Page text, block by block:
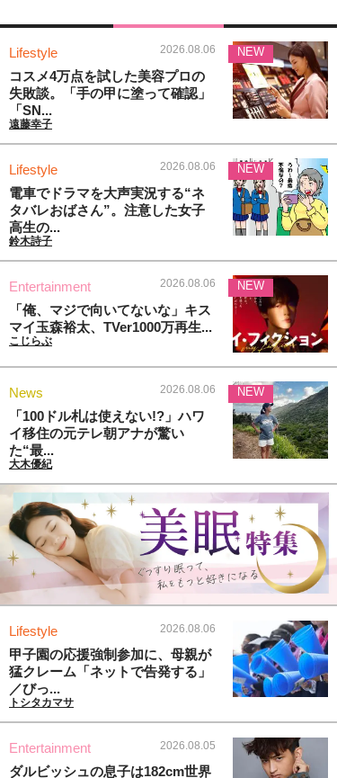
Lifestyle 2026.08.06
コスメ4万点を試した美容プロの
失敗談。「手の甲に塗って確認」
「SN...
遠藤幸子
NEW
Lifestyle 2026.08.06
電車でドラマを大声実況する“ネ
タバレおばさん”。注意した女子
高生の...
鈴木詩子
NEW
Entertainment 2026.08.06
「俺、マジで向いてないな」キス
マイ玉森裕太、TVer1000万再生...
こじらぶ
NEW
News 2026.08.06
「100ドル札は使えない!?」ハワ
イ移住の元テレ朝アナが驚い
た“最...
大木優紀
NEW
Lifestyle 2026.08.06
甲子園の応援強制参加に、母親が
猛クレーム「ネットで告発する」
／びっ...
トシタカマサ
Entertainment 2026.08.05
ダルビッシュの息子は182cm世界